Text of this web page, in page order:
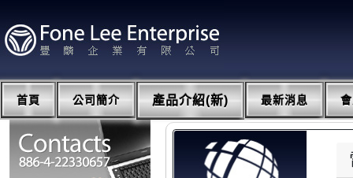
首頁 公司簡介 產品介紹(新) 最新消息